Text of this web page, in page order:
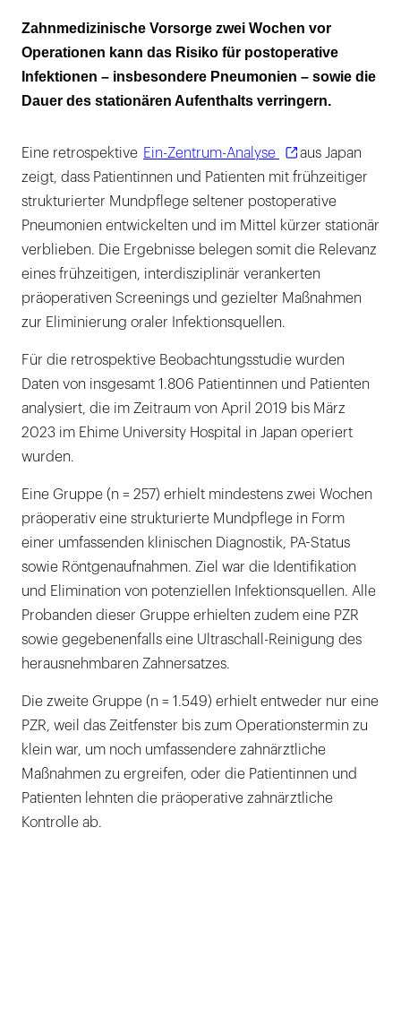
2,65 Tage kürzere Liegedauer
Zahnmedizinische Vorsorge zwei Wochen vor
Operationen kann das Risiko für postoperative
Infektionen – insbesondere Pneumonien – sowie die
Dauer des stationären Aufenthalts verringern.
Eine retrospektive Ein-Zentrum-Analyse
aus Japan
zeigt, dass Patientinnen und Patienten mit frühzeitiger
strukturierter Mundpflege seltener postoperative
Pneumonien entwickelten und im Mittel kürzer stationär
verblieben. Die Ergebnisse belegen somit die Relevanz
eines frühzeitigen, interdisziplinär verankerten
präoperativen Screenings und gezielter Maßnahmen
zur Eliminierung oraler Infektionsquellen.
Für die retrospektive Beobachtungsstudie wurden
Daten von insgesamt 1.806 Patientinnen und Patienten
analysiert, die im Zeitraum von April 2019 bis März
2023 im Ehime University Hospital in Japan operiert
wurden.
Eine Gruppe (n = 257) erhielt mindestens zwei Wochen
präoperativ eine strukturierte Mundpflege in Form
einer umfassenden klinischen Diagnostik, PA-Status
sowie Röntgenaufnahmen. Ziel war die Identifikation
und Elimination von potenziellen Infektionsquellen. Alle
Probanden dieser Gruppe erhielten zudem eine PZR
sowie gegebenenfalls eine Ultraschall-Reinigung des
herausnehmbaren Zahnersatzes.
Die zweite Gruppe (n = 1.549) erhielt entweder nur eine
PZR, weil das Zeitfenster bis zum Operationstermin zu
klein war, um noch umfassendere zahnärztliche
Maßnahmen zu ergreifen, oder die Patientinnen und
Patienten lehnten die präoperative zahnärztliche
Kontrolle ab.